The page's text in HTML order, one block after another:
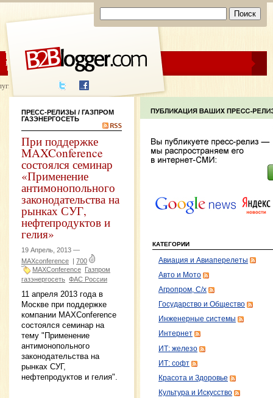
ЦЕНЫ ПОМОЩЬ
написания
ПРЕСС-РЕЛИЗЫ / ГАЗПРОМ
ГАЗЭНЕРГОСЕТЬ
При поддержке
MAXConference
состоялся семинар
«Применение
антимонопольного
законодательства на
рынках СУГ,
нефтепродуктов и
гелия»
19 Апрель, 2013 —
MAXconference | 700
MAXConference Газпром
газэнергосеть ФАС России
11 апреля 2013 года в
Москве при поддержке
компании MAXConference
состоялся семинар на
тему "Применение
антимонопольного
законодательства на
рынках СУГ,
нефтепродуктов и гелия".
КАТЕГОРИИ
Авиация и Авиаперелеты
Авто и Мото
Агропром, С/х
Государство и Общество
Инженерные системы
Интернет
ИТ: железо
ИТ: софт
Красота и Здоровье
Культура и Искусство